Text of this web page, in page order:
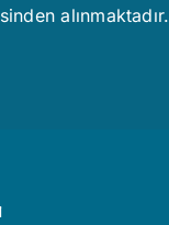
alınmaktadır.